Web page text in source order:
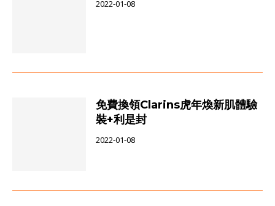
2022-01-08
免費換領Clarins虎年煥新肌體驗
裝+利是封
2022-01-08